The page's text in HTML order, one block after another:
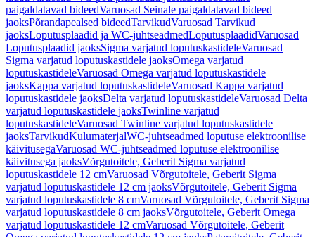
paigaldatavad bideedVaruosad Seinale paigaldatavad bideed
jaoksPõrandapealsed bideedTarvikudVaruosad Tarvikud
jaoksLoputusplaadid ja WC-juhtseadmedLoputusplaadidVaruosad
Loputusplaadid jaoksSigma varjatud loputuskastideleVaruosad
Sigma varjatud loputuskastidele jaoksOmega varjatud
loputuskastideleVaruosad Omega varjatud loputuskastidele
jaoksKappa varjatud loputuskastideleVaruosad Kappa varjatud
loputuskastidele jaoksDelta varjatud loputuskastideleVaruosad Delta
varjatud loputuskastidele jaoksTwinline varjatud
loputuskastideleVaruosad Twinline varjatud loputuskastidele
jaoksTarvikudKulumaterjalWC-juhtseadmed loputuse elektroonilise
käivitusegaVaruosad WC-juhtseadmed loputuse elektroonilise
käivitusega jaoksVõrgutoitele, Geberit Sigma varjatud
loputuskastidele 12 cmVaruosad Võrgutoitele, Geberit Sigma
varjatud loputuskastidele 12 cm jaoksVõrgutoitele, Geberit Sigma
varjatud loputuskastidele 8 cmVaruosad Võrgutoitele, Geberit Sigma
varjatud loputuskastidele 8 cm jaoksVõrgutoitele, Geberit Omega
varjatud loputuskastidele 12 cmVaruosad Võrgutoitele, Geberit